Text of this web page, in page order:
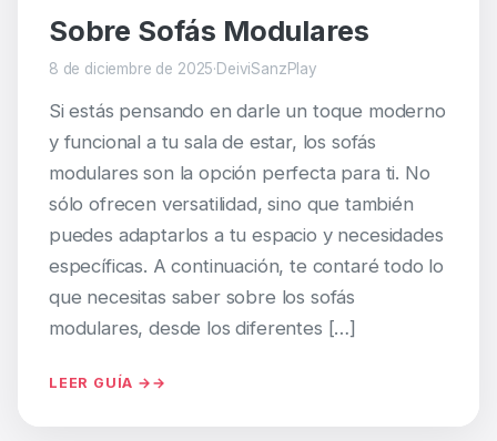
Sobre Sofás Modulares
8 de diciembre de 2025·DeiviSanzPlay
Si estás pensando en darle un toque moderno
y funcional a tu sala de estar, los sofás
modulares son la opción perfecta para ti. No
sólo ofrecen versatilidad, sino que también
puedes adaptarlos a tu espacio y necesidades
específicas. A continuación, te contaré todo lo
que necesitas saber sobre los sofás
modulares, desde los diferentes […]
LEER GUÍA →